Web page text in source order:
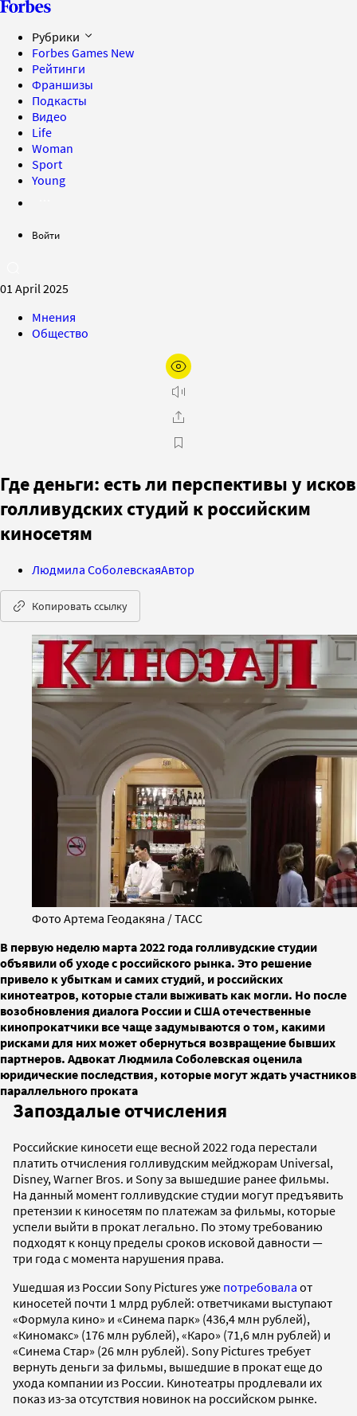
Рубрики
Forbes Games New
Рейтинги
Франшизы
Подкасты
Видео
Life
Woman
Sport
Young
Войти
01 April 2025
Мнения
Общество
Где деньги: есть ли перспективы у исков
голливудских студий к российским
киносетям
Людмила СоболевскаяАвтор
Копировать ссылку
Фото Артема Геодакяна / ТАСС
В первую неделю марта 2022 года голливудские студии
объявили об уходе с российского рынка. Это решение
привело к убыткам и самих студий, и российских
кинотеатров, которые стали выживать как могли. Но после
возобновления диалога России и США отечественные
кинопрокатчики все чаще задумываются о том, какими
рисками для них может обернуться возвращение бывших
партнеров. Адвокат Людмила Соболевская оценила
юридические последствия, которые могут ждать участников
параллельного проката
Запоздалые отчисления
Российские киносети еще весной 2022 года перестали
платить отчисления голливудским мейджорам Universal,
Disney, Warner Bros. и Sony за вышедшие ранее фильмы.
На данный момент голливудские студии могут предъявить
претензии к киносетям по платежам за фильмы, которые
успели выйти в прокат легально. По этому требованию
подходят к концу пределы сроков исковой давности —
три года с момента нарушения права.
Ушедшая из России Sony Pictures уже потребовала от
киносетей почти 1 млрд рублей: ответчиками выступают
«Формула кино» и «Синема парк» (436,4 млн рублей),
«Киномакс» (176 млн рублей), «Каро» (71,6 млн рублей) и
«Синема Стар» (26 млн рублей). Sony Pictures требует
вернуть деньги за фильмы, вышедшие в прокат еще до
ухода компании из России. Кинотеатры продлевали их
показ из-за отсутствия новинок на российском рынке.